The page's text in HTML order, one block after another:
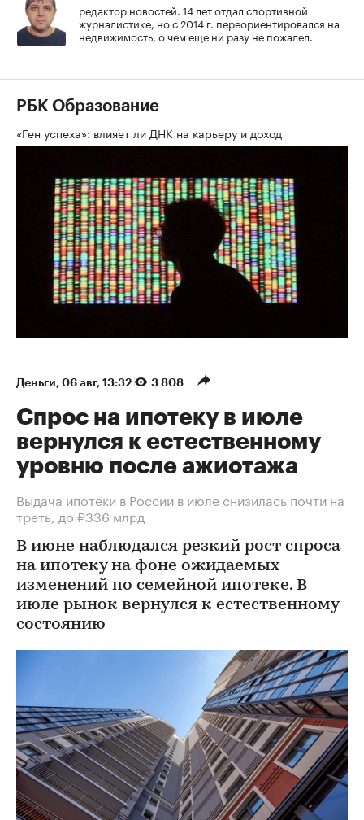
редактор новостей. 14 лет отдал спортивной
журналистике, но с 2014 г. переориентировался на
недвижимость, о чем еще ни разу не пожалел.
РБК Образование
«Ген успеха»: влияет ли ДНК на карьеру и доход
Деньги⁠, 06 авг, 13:32 3 808
Спрос на ипотеку в июле
вернулся к естественному
уровню после ажиотажа
Выдача ипотеки в России в июле снизилась почти на
треть, до ₽336 млрд
В июне наблюдался резкий рост спроса
на ипотеку на фоне ожидаемых
изменений по семейной ипотеке. В
июле рынок вернулся к естественному
состоянию